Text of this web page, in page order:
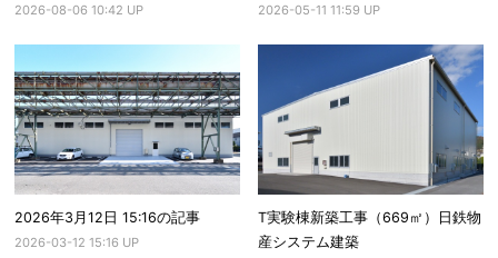
2026-08-06 10:42 UP 2026-05-11 11:59 UP
2026年3月12日 15:16の記事
2026-03-12 15:16 UP
T実験棟新築工事（669㎡）日鉄物
産システム建築